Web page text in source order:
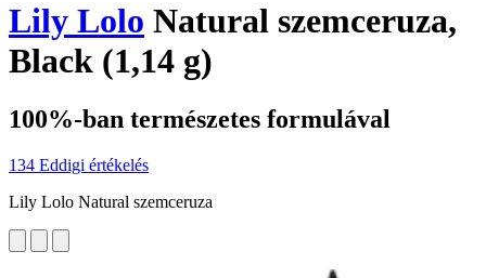
Lily Lolo Natural szemceruza,
Black (1,14 g)
100%-ban természetes formulával
134 Eddigi értékelés
Lily Lolo Natural szemceruza